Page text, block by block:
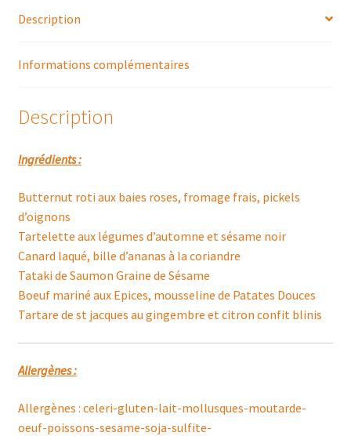
DAUBIGNY
Description
Informations complémentaires
Description
Ingrédients :
Butternut roti aux baies roses, fromage frais, pickels
d’oignons
Tartelette aux légumes d’automne et sésame noir
Canard laqué, bille d’ananas à la coriandre
Tataki de Saumon Graine de Sésame
Boeuf mariné aux Epices, mousseline de Patates Douces
Tartare de st jacques au gingembre et citron confit blinis
Allergènes :
Allergènes : celeri-gluten-lait-mollusques-moutarde-
oeuf-poissons-sesame-soja-sulfite-